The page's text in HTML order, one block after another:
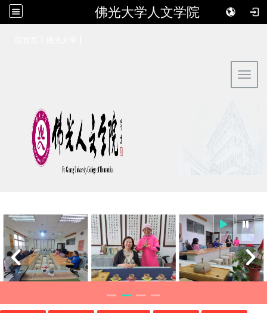
佛光大学人文学院